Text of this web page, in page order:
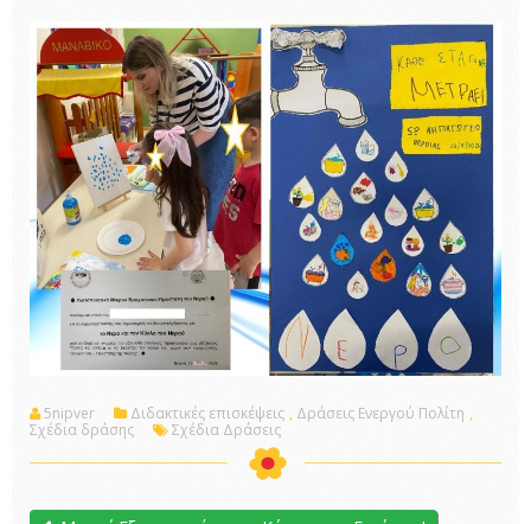
5nipver Διδακτικές επισκέψεις , Δράσεις Ενεργού Πολίτη ,
Σχέδια δράσης
Σχέδια Δράσεις